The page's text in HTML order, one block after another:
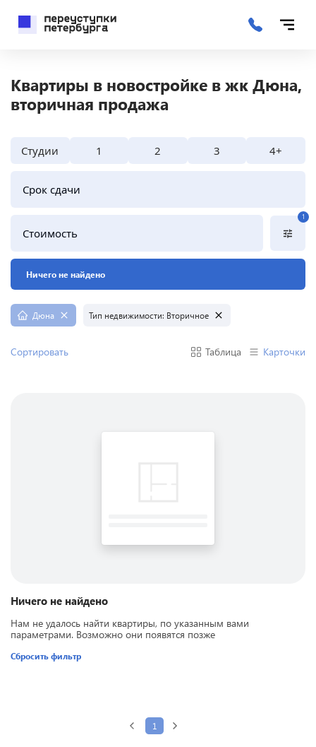
Квартиры в новостройке в жк Дюна,
вторичная продажа
Студии 1 2 3 4+
Срок сдачи
Стоимость
1
Ничего не найдено
Дюна Тип недвижимости: Вторичное
Сортировать Таблица Карточки
Ничего не найдено
Нам не удалось найти квартиры, по указанным вами
параметрами. Возможно они появятся позже
Сбросить фильтр
1